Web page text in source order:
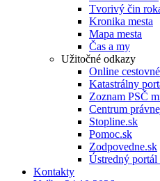
Tvorivý čin
Kronika mesta
Mapa mesta
Čas a my
Užitočné odkazy
Online
Katastrálny
Zoznam PSČ
Centrum
Stopline.sk
Pomoc.sk
Zodpovedne.sk
Ústredný
Kontakty